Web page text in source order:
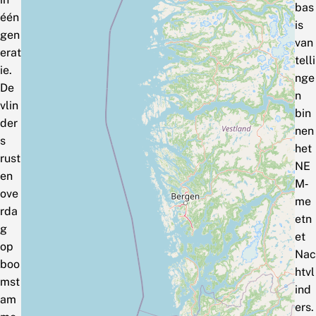
één
gen
erat
ie.
De
vlin
der
s
rust
en
ove
rda
g
op
boo
mst
am
bas
is
van
telli
nge
n
bin
nen
het
NE
M‑
me
etn
et
Nac
htvl
ind
ers.